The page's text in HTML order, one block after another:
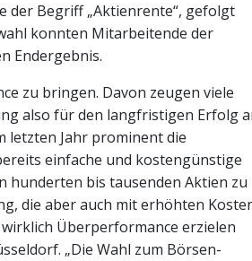
der Begriff „Aktienrente“, gefolgt
konnten Mitarbeitende der
Endergebnis.
zu bringen. Davon zeugen viele
also für den langfristigen Erfolg
letzten Jahr prominent die
einfache und kostengünstige
hunderten bis tausenden Aktien zu
die aber auch mit erhöhten
Überperformance erzielen
„Die Wahl zum Börsen-